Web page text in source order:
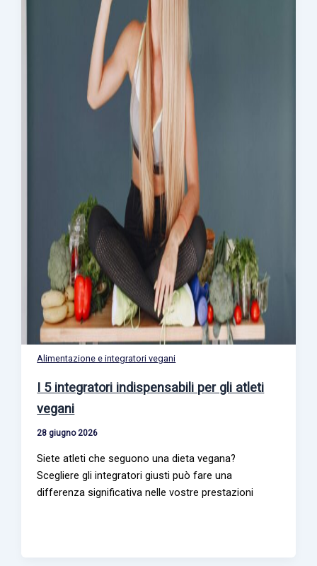
Alimentazione e integratori vegani
I 5 integratori indispensabili per gli atleti
vegani
28 giugno 2026
Siete atleti che seguono una dieta vegana?
Scegliere gli integratori giusti può fare una
differenza significativa nelle vostre prestazioni